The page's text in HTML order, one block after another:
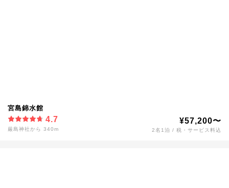
宮島錦水館
4.7
厳島神社から 340m
¥57,200〜
2名1泊 / 税・サービス料込